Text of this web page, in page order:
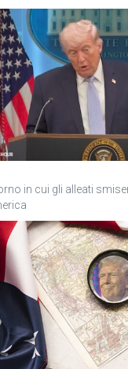
in cui gli alleati